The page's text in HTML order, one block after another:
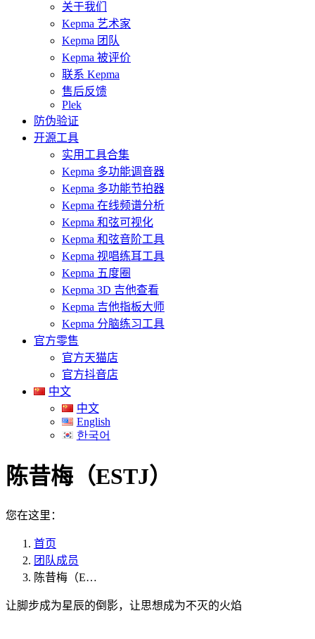
关于我们
Kepma 艺术家
Kepma 团队
Kepma 被评价
联系 Kepma
售后反馈
Plek
防伪验证
开源工具
实用工具合集
Kepma 多功能调音器
Kepma 多功能节拍器
Kepma 在线频谱分析
Kepma 和弦可视化
Kepma 和弦音阶工具
Kepma 视唱练耳工具
Kepma 五度圈
Kepma 3D 吉他查看
Kepma 吉他指板大师
Kepma 分脑练习工具
官方零售
官方天猫店
官方抖音店
中文
中文
English
한국어
陈昔梅（ESTJ）
您在这里：
首页
团队成员
陈昔梅（E…
让脚步成为星辰的倒影，让思想成为不灭的火焰